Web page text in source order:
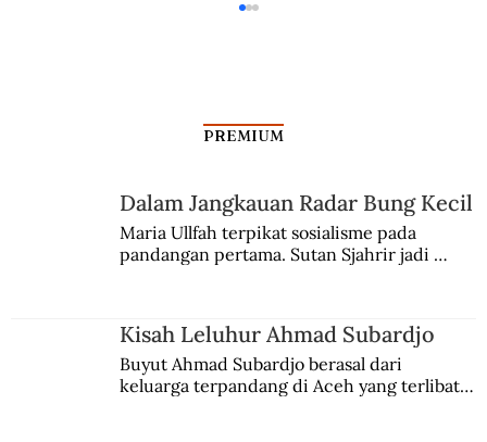
Darah dan Air Mata Long March
PREMIUM
Dalam Jangkauan Radar Bung Kecil
Maria Ullfah terpikat sosialisme pada
pandangan pertama. Sutan Sjahrir jadi
Kisah Leluhur Ahmad Subardjo
Buyut Ahmad Subardjo berasal dari
keluarga terpandang di Aceh yang terlibat